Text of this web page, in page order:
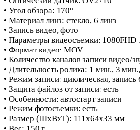
• Угол обзора: 170°
• Материал линз: стекло, 6 линз
• Запись видео, фото
• Параметры видеосъемки:
• Формат видео: MOV
• Количество каналов записи видео/
• Длительность ролика: 1 мин., 3
• Режим записи: циклическая, запись
• Защита файлов от записи: есть
• Особенности: автостарт записи
• Режим фотосъемки: есть
• Размер (ШхВхТ): 111x64x33 мм
• Вес: 150 г